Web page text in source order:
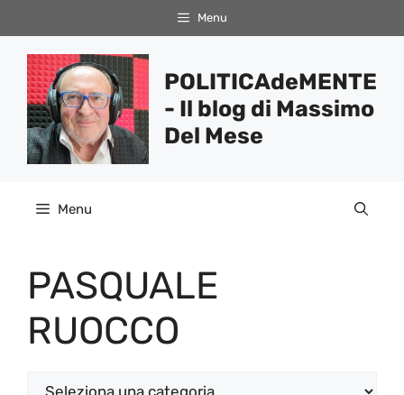
al
contenuto
Menu
POLITICAdeMENTE
- Il blog di Massimo
Del Mese
Menu
PASQUALE
RUOCCO
Categorie